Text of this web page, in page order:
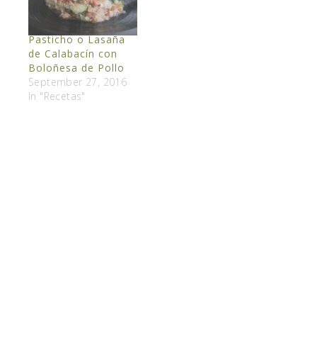
Pasticho o Lasaña
de Calabacín con
Boloñesa de Pollo
September 27, 2016
In "Recetas"